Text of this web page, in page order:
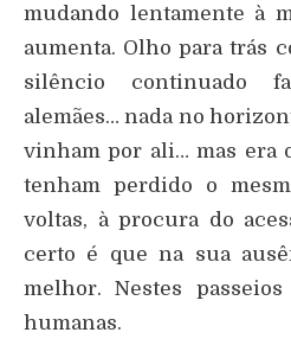
mudando lentamente à
aumenta. Olho para trás
silêncio continuado
alemães… nada no
vinham por ali… mas era
tenham perdido o
voltas, à procura do
certo é que na sua
melhor. Nestes
humanas.